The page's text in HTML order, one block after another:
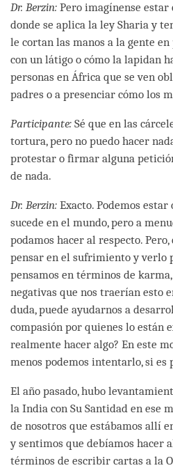
Dr. Berzin: Pero imagínense estar
donde se aplica la ley Sharia y
le cortan las manos a la gente
con un látigo o cómo la lapidan
personas en África que se ven
padres o a presenciar cómo los
Participante: Sé que en las
tortura, pero no puedo hacer
protestar o firmar alguna
de nada.
Dr. Berzin: Exacto. Podemos
sucede en el mundo, pero a
podamos hacer al respecto.
pensar en el sufrimiento y verlo
pensamos en términos de
negativas que nos traerían esto
duda, puede ayudarnos a
compasión por quienes lo están
realmente hacer algo? En este
menos podemos intentarlo, si es
El año pasado, hubo
la India con Su Santidad en ese
de nosotros que estábamos allí
y sentimos que debíamos hacer
términos de escribir cartas a la